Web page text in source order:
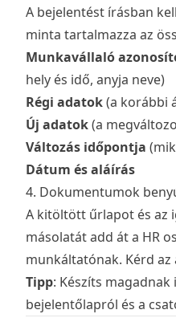
A bejelentést írásban
minta tartalmazza az
Munkavállaló
hely és idő, anyja neve)
Régi adatok(a korábbi
Új adatok(a
Változás időpontja
Dátum és aláírás
4. Dokumentumok
A kitöltött űrlapot és az
másolatát add át a HR
munkáltatónak. Kérd az
Tipp: Készíts
bejelentőlapról és a